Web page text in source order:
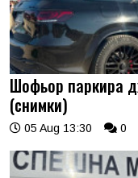
Шофьор паркира
(снимки)
05 Aug 13:30 0